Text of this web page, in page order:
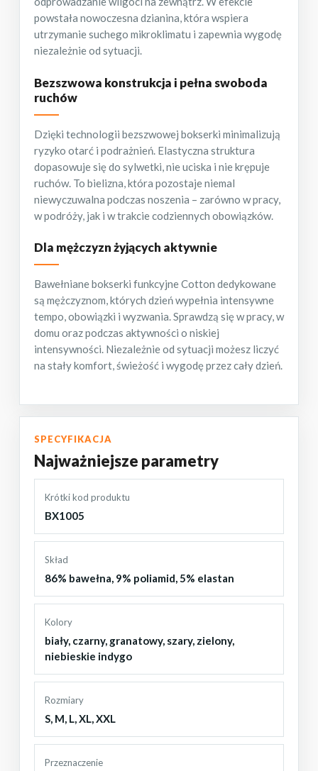
powstała nowoczesna dzianina, która wspiera
utrzymanie suchego mikroklimatu i zapewnia wygodę
niezależnie od sytuacji.
Bezszwowa konstrukcja i pełna swoboda
ruchów
Dzięki technologii bezszwowej bokserki minimalizują
ryzyko otarć i podrażnień. Elastyczna struktura
dopasowuje się do sylwetki, nie uciska i nie krępuje
ruchów. To bielizna, która pozostaje niemal
niewyczuwalna podczas noszenia – zarówno w pracy,
w podróży, jak i w trakcie codziennych obowiązków.
Dla mężczyzn żyjących aktywnie
Bawełniane bokserki funkcyjne Cotton dedykowane
są mężczyznom, których dzień wypełnia intensywne
tempo, obowiązki i wyzwania. Sprawdzą się w pracy, w
domu oraz podczas aktywności o niskiej
intensywności. Niezależnie od sytuacji możesz liczyć
na stały komfort, świeżość i wygodę przez cały dzień.
SPECYFIKACJA
Najważniejsze parametry
Krótki kod produktu
BX1005
Skład
86% bawełna, 9% poliamid, 5% elastan
Kolory
biały, czarny, granatowy, szary, zielony,
niebieskie indygo
Rozmiary
S, M, L,XL,XXL
Przeznaczenie